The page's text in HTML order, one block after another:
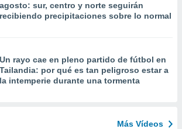
agosto: sur, centro y norte seguirán
recibiendo precipitaciones sobre lo normal
Un rayo cae en pleno partido de fútbol en
Tailandia: por qué es tan peligroso estar a
la intemperie durante una tormenta
Más Vídeos